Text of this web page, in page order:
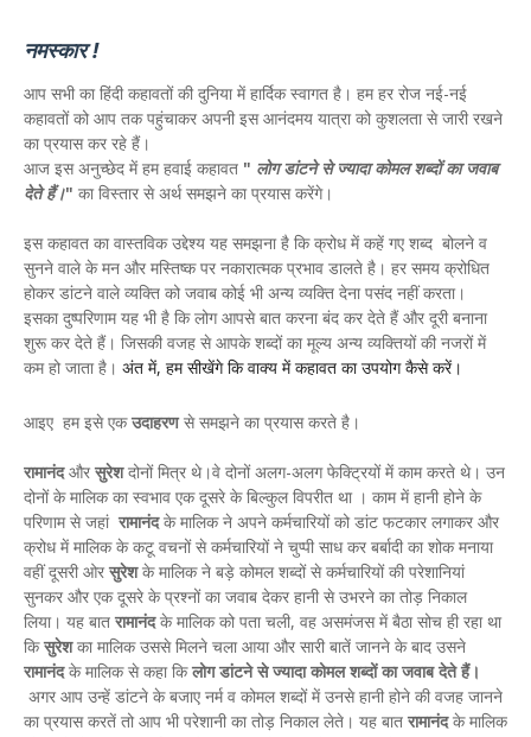
नमस्कार !
आप सभी का हिंदी कहावतों की दुनिया में हार्दिक स्वागत है। हम हर रोज नई-नई
कहावतों को आप तक पहुंचाकर अपनी इस आनंदमय यात्रा को कुशलता से जारी रखने
का प्रयास कर रहे हैं।
आज इस अनुच्छेद में हम हवाई कहावत " लोग डांटने से ज्यादा कोमल शब्दों का जवाब
देते हैं।" का विस्तार से अर्थ समझने का प्रयास करेंगे।
इस कहावत का वास्तविक उद्देश्य यह समझना है कि क्रोध में कहें गए शब्द बोलने व
सुनने वाले के मन और मस्तिष्क पर नकारात्मक प्रभाव डालते है। हर समय क्रोधित
होकर डांटने वाले व्यक्ति को जवाब कोई भी अन्य व्यक्ति देना पसंद नहीं करता।
इसका दुष्परिणाम यह भी है कि लोग आपसे बात करना बंद कर देते हैं और दूरी बनाना
शुरू कर देते हैं। जिसकी वजह से आपके शब्दों का मूल्य अन्य व्यक्तियों की नजरों में
कम हो जाता है। अंत में, हम सीखेंगे कि वाक्य में कहावत का उपयोग कैसे करें।
आइए हम इसे एकउदाहरणसे समझने का प्रयास करते है।
रामानंदऔर सुरेशदोनों मित्र थे।वे दोनों अलग-अलग फेक्ट्रियों में काम करते थे। उन
दोनों के मालिक का स्वभाव एक दूसरे के बिल्कुल विपरीत था । काम में हानी होने के
परिणाम से जहांरामानंदके मालिक ने अपने कर्मचारियों को डांट फटकार लगाकर और
क्रोध में मालिक के कटू वचनों से कर्मचारियों ने चुप्पी साध कर बर्बादी का शोक मनाया
वहीं दूसरी ओर सुरेशके मालिक ने बड़े कोमल शब्दों से कर्मचारियों की परेशानियां
सुनकर और एक दूसरे के प्रश्नों का जवाब देकर हानी से उभरने का तोड़ निकाल
लिया। यह बात रामानंदके मालिक को पता चली, वह असमंजस में बैठा सोच ही रहा था
किसुरेशका मालिक उससे मिलने चला आया और सारी बातें जानने के बाद उसने
रामानंदके मालिक से कहा किलोग डांटने से ज्यादा कोमल शब्दों का जवाब देते हैं।
अगर आप उन्हें डांटने के बजाए नर्म व कोमल शब्दों में उनसे हानी होने की वजह जानने
का प्रयास करतें तो आप भी परेशानी का तोड़ निकाल लेते। यह बात रामानंदके मालिक